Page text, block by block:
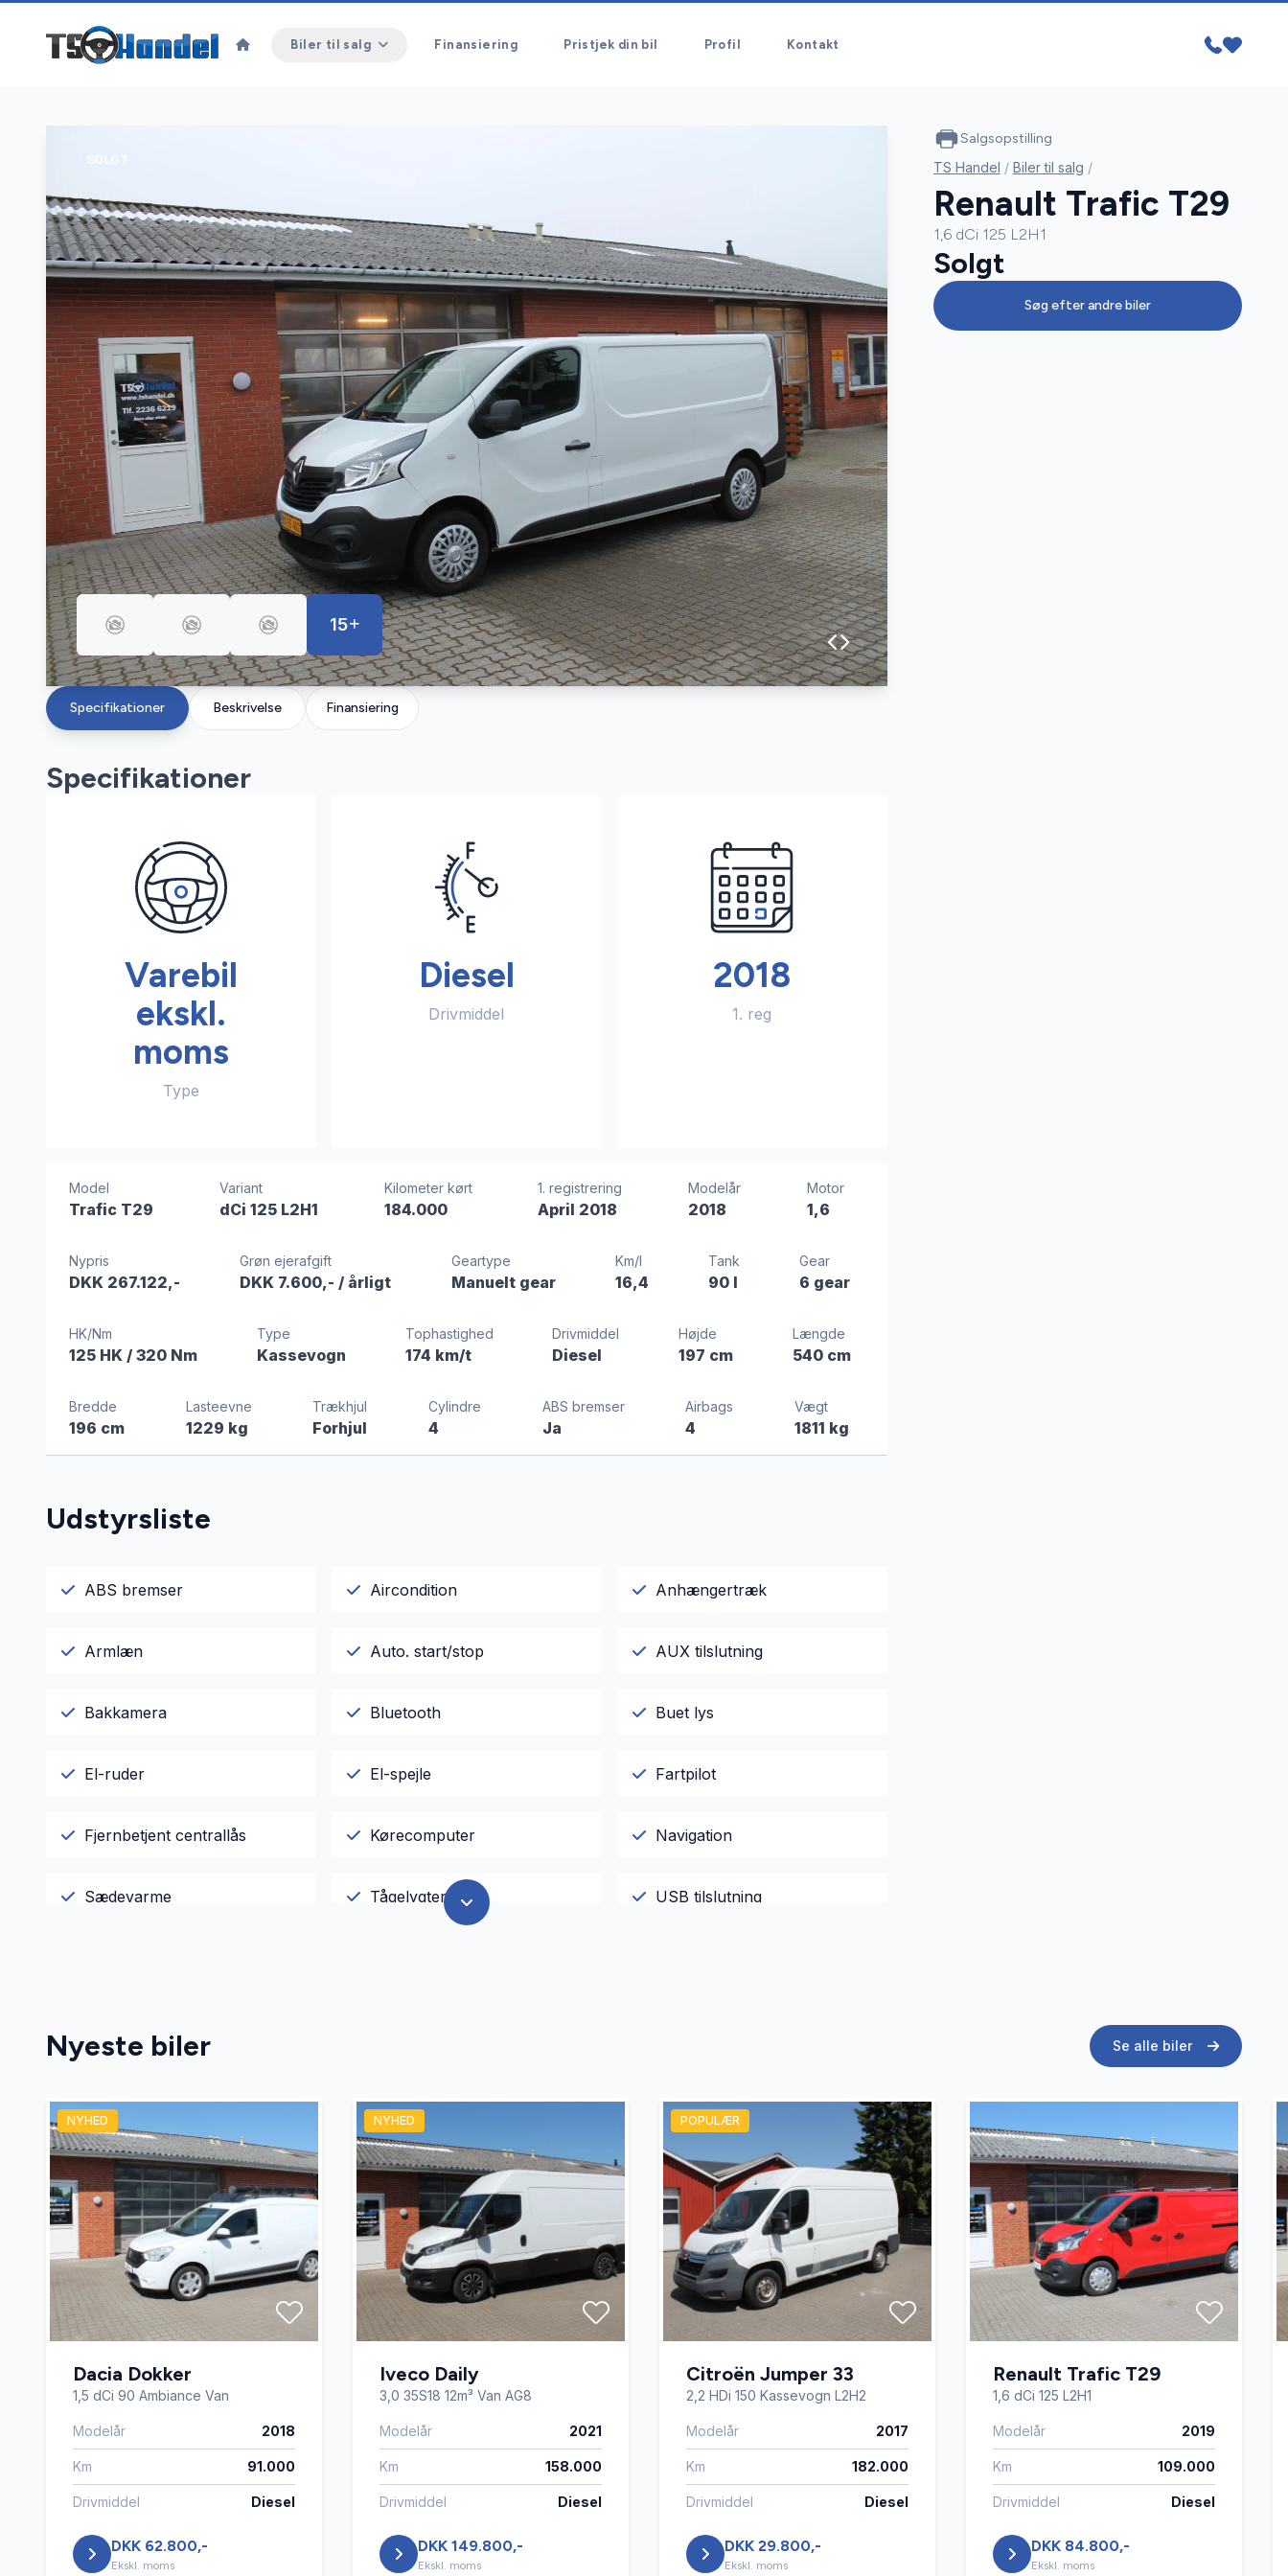
Biler til salg Finansiering Pristjek din bil Profil Kontakt
SOLGT
15
Specifikationer Beskrivelse Finansiering
Specifikationer
Varebil
ekskl.
moms
Type
Diesel
Drivmiddel
2018
1. reg
Model
Trafic T29
Variant
dCi 125 L2H1
Kilometer kørt
184.000
1. registrering
April 2018
Modelår
2018
Motor
1,6
Nypris
DKK 267.122,-
Grøn ejerafgift
DKK 7.600,-/ årligt
Geartype
Manuelt gear
Km/l
16,4
Tank
90 l
Gear
6 gear
HK/Nm
125 HK / 320 Nm
Type
Kassevogn
Tophastighed
174 km/t
Drivmiddel
Diesel
Højde
197 cm
Længde
540 cm
Bredde
196 cm
Lasteevne
1229 kg
Trækhjul
Forhjul
Cylindre
4
ABS bremser
Ja
Airbags
4
Vægt
1811 kg
Udstyrsliste
ABS bremser Aircondition Anhængertræk
Armlæn Auto. start/stop AUX tilslutning
Bakkamera Bluetooth Buet lys
El-ruder El-spejle Fartpilot
Fjernbetjent centrallås Kørecomputer Navigation
Sædevarme Tågelygter USB tilslutning
Salgsopstilling
TS Handel / Biler til salg /
Renault Trafic T29
1,6 dCi 125 L2H1
Solgt
Søg efter andre biler
Nyeste biler Se alle biler
NYHED
Dacia Dokker
1,5 dCi 90 Ambiance Van
Modelår 2018
Km 91.000
Drivmiddel Diesel
DKK 62.800,-
Ekskl. moms
NYHED
Iveco Daily
3,0 35S18 12m³ Van AG8
Modelår 2021
Km 158.000
Drivmiddel Diesel
DKK 149.800,-
Ekskl. moms
POPULÆR
Citroën Jumper 33
2,2 HDi 150 Kassevogn L2H2
Modelår 2017
Km 182.000
Drivmiddel Diesel
DKK 29.800,-
Ekskl. moms
Renault Trafic T29
1,6 dCi 125 L2H1
Modelår 2019
Km 109.000
Drivmiddel Diesel
DKK 84.800,-
Ekskl. moms